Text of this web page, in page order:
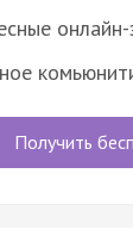
онлайн-
Получить